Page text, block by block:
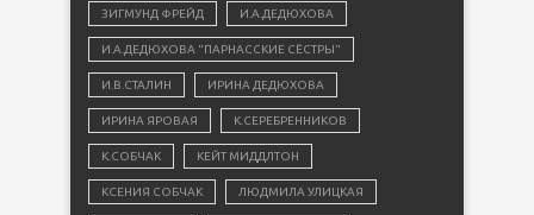
ЗИГМУНД ФРЕЙД И.А.ДЕДЮХОВА
И.А.ДЕДЮХОВА "ПАРНАССКИЕ СЁСТРЫ"
И.В.СТАЛИН ИРИНА ДЕДЮХОВА
ИРИНА ЯРОВАЯ К.СЕРЕБРЕННИКОВ
К.СОБЧАК КЕЙТ МИДДЛТОН
КСЕНИЯ СОБЧАК ЛЮДМИЛА УЛИЦКАЯ